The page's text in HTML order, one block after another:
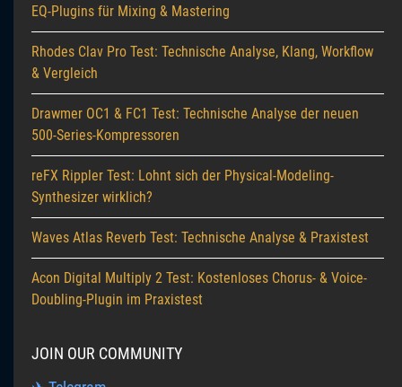
EQ-Plugins für Mixing & Mastering
Rhodes Clav Pro Test: Technische Analyse, Klang, Workflow
& Vergleich
Drawmer OC1 & FC1 Test: Technische Analyse der neuen
500-Series-Kompressoren
reFX Rippler Test: Lohnt sich der Physical-Modeling-
Synthesizer wirklich?
Waves Atlas Reverb Test: Technische Analyse & Praxistest
Acon Digital Multiply 2 Test: Kostenloses Chorus- & Voice-
Doubling-Plugin im Praxistest
JOIN OUR COMMUNITY